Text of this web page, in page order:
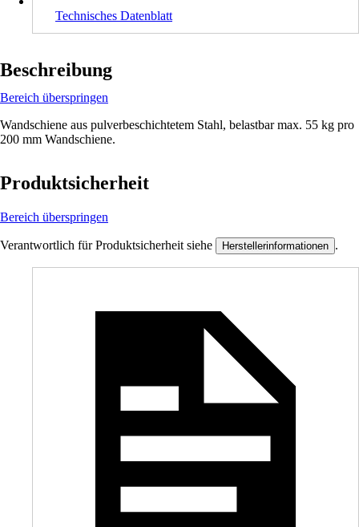
Technisches Datenblatt
Beschreibung
Bereich überspringen
Wandschiene aus pulverbeschichtetem Stahl, belastbar max. 55 kg pro
200 mm Wandschiene.
Produktsicherheit
Bereich überspringen
Verantwortlich für Produktsicherheit siehe Herstellerinformationen .